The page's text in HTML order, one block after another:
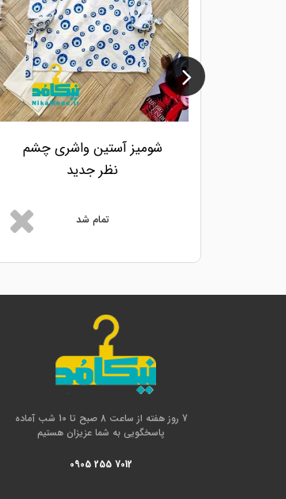
شومیز آستین واشری چشم
نظر جدید
تمام شد
7 روز هفته از ساعت 8 صبح تا 10 شب آماده
پاسخگویی به شما عزیزان هستیم
0905 255 7012